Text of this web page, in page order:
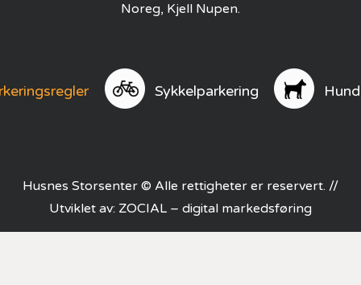
Noreg, Kjell Nupen.
Sykkelparkering
Husnes Storsenter © Alle rettigheter er reservert. //
Utviklet av: ZOCIAL – digital markedsføring